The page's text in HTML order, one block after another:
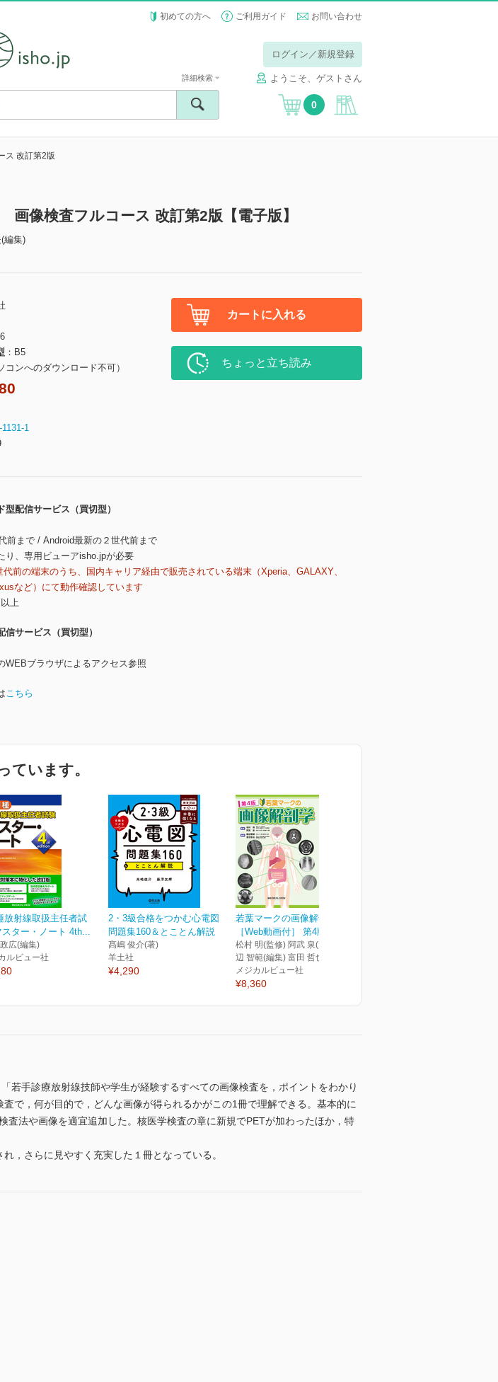
初めての方へ ご利用ガイド お問い合わせ
ログイン／新規登録
ようこそ、ゲストさん
詳細検索
0
ス 改訂第2版
像検査フルコース 改訂第2版【電子版】
編集)
B5
コンへのダウンロード不可）
1
カートに入れる
ちょっと立ち読み
型配信サービス（買切型）
前まで / Android最新の２世代前まで
り、専用ビューアisho.jpが必要
前の端末のうち、国内キャリア経由で販売されている端末（Xperia、GALAXY、
など）にて動作確認しています
上
信サービス（買切型）
ブラウザによるアクセス参照
こちら
ています。
放射線取扱主任者試
スター・ノート 4th...
広(編集)
ルビュー社
2・3級合格をつかむ心電図
問題集160＆とことん解説
髙嶋 俊介(著)
羊土社
¥4,290
若葉マークの画像解剖学
［Web動画付］ 第4版
松村 明(監修) 阿武 泉(監修) 磯
辺 智範(編集) 富田 哲也(編集)
メジカルビュー社
¥8,360
若手診療放射線技師や学生が経験するすべての画像検査を，ポイントをわかり
で，何が目的で，どんな画像が得られるかがこの1冊で理解できる。基本的に
法や画像を適宜追加した。核医学検査の章に新規でPETが加わったほか，特
，さらに見やすく充実した１冊となっている。